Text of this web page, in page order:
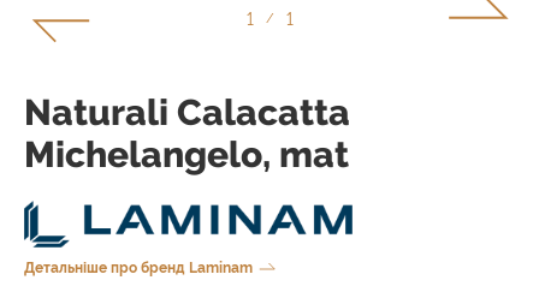
1 / 1
Naturali Calacatta
Michelangelo, mat
Детальніше про бренд Laminam